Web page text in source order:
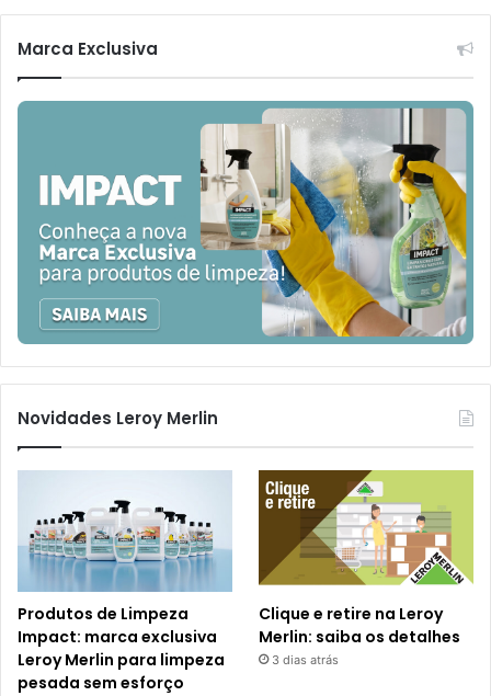
Marca Exclusiva
Novidades Leroy Merlin
Produtos de Limpeza
Impact: marca exclusiva
Leroy Merlin para limpeza
pesada sem esforço
Clique e retire na Leroy
Merlin: saiba os detalhes
3 dias atrás